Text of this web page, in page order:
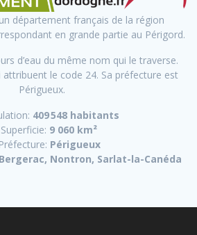
département français de la région
en grande partie au Périgord.
d’eau du même nom qui le traverse.
attribuent le code 24. Sa préfecture est
Périgueux.
409 548 habitants
Superficie: 9 060 km²
Préfecture: Périgueux
Bergerac, Nontron, Sarlat-la-Canéda